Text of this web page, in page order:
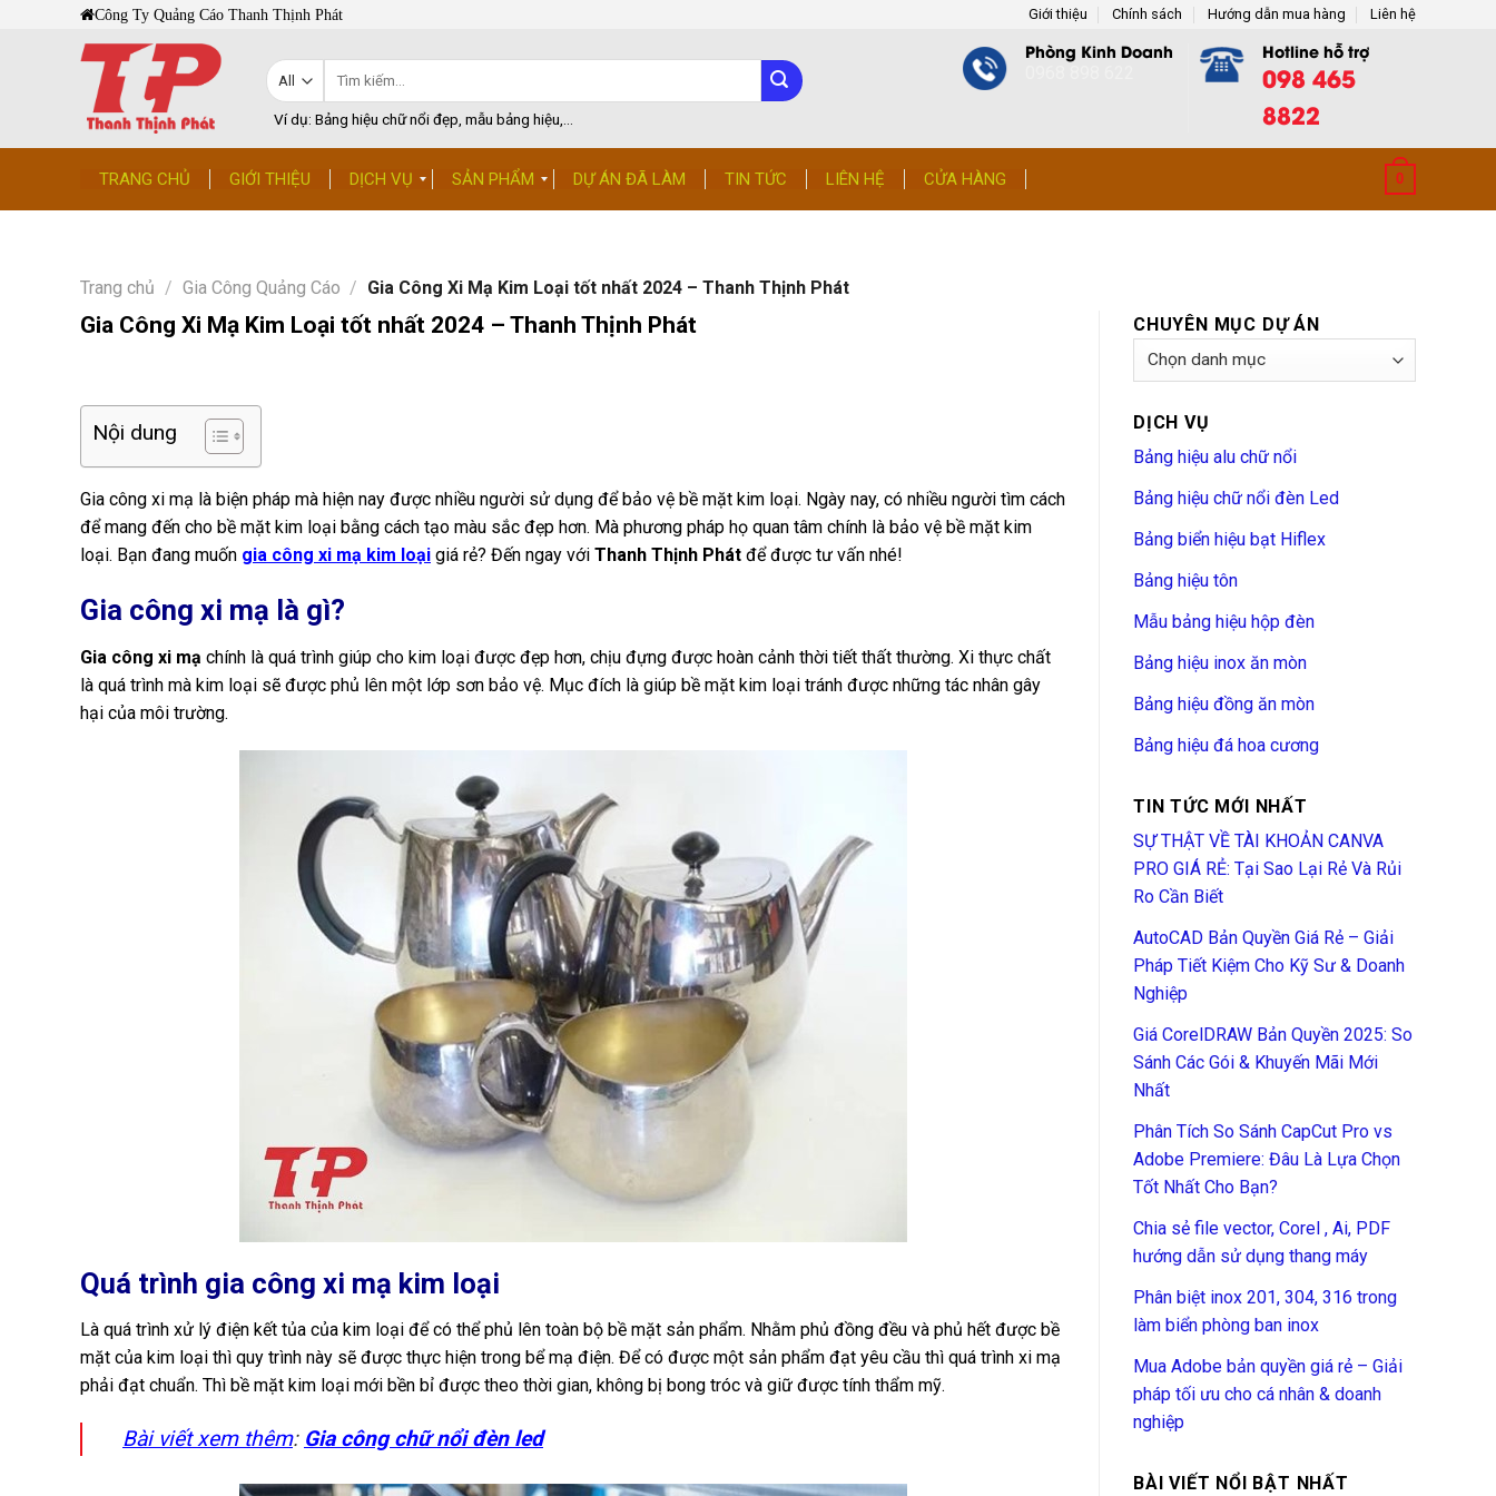
Công Ty Quảng Cáo Thanh Thịnh Phát Giới thiệu Chính sách Hướng dẫn mua hàng Liên hệ
kiếm:
Ví dụ: Bảng hiệu chữ nổi đẹp, mẫu bảng hiệu,...
Phòng Kinh Doanh Hotline hỗ trợ
098 465
8822
TRANG CHỦ GIỚI THIỆU DỊCH VỤ SẢN PHẨM DỰ ÁN ĐÃ LÀM TIN TỨC LIÊN HỆ CỬA HÀNG 0
Trang chủ / Gia Công Quảng Cáo / Gia Công Xi Mạ Kim Loại tốt nhất 2024 – Thanh Thịnh Phát
Gia Công Xi Mạ Kim Loại tốt nhất 2024 – Thanh Thịnh Phát
Nội dung
Gia công xi mạ là biện pháp mà hiện nay được nhiều người sử dụng để bảo vệ bề mặt kim loại. Ngày nay, có nhiều người tìm cách
để mang đến cho bề mặt kim loại bằng cách tạo màu sắc đẹp hơn. Mà phương pháp họ quan tâm chính là bảo vệ bề mặt kim
loại. Bạn đang muốn gia công xi mạ kim loại giá rẻ? Đến ngay với Thanh Thịnh Phát để được tư vấn nhé!
Gia công xi mạ là gì?
Gia công xi mạ chính là quá trình giúp cho kim loại được đẹp hơn, chịu đựng được hoàn cảnh thời tiết thất thường. Xi thực chất
là quá trình mà kim loại sẽ được phủ lên một lớp sơn bảo vệ. Mục đích là giúp bề mặt kim loại tránh được những tác nhân gây
hại của môi trường.
Quá trình gia công xi mạ kim loại
Là quá trình xử lý điện kết tủa của kim loại để có thể phủ lên toàn bộ bề mặt sản phẩm. Nhằm phủ đồng đều và phủ hết được bề
mặt của kim loại thì quy trình này sẽ được thực hiện trong bể mạ điện. Để có được một sản phẩm đạt yêu cầu thì quá trình xi mạ
phải đạt chuẩn. Thì bề mặt kim loại mới bền bỉ được theo thời gian, không bị bong tróc và giữ được tính thẩm mỹ.
Bài viết xem thêm: Gia công chữ nổi đèn led
CHUYÊN MỤC DỰ ÁN
Chuyên
Án
DỊCH VỤ
Bảng hiệu alu chữ nổi
Bảng hiệu chữ nổi đèn Led
Bảng biển hiệu bạt Hiflex
Bảng hiệu tôn
Mẫu bảng hiệu hộp đèn
Bảng hiệu inox ăn mòn
Bảng hiệu đồng ăn mòn
Bảng hiệu đá hoa cương
TIN TỨC MỚI NHẤT
SỰ THẬT VỀ TÀI KHOẢN CANVA
PRO GIÁ RẺ: Tại Sao Lại Rẻ Và Rủi
Ro Cần Biết
AutoCAD Bản Quyền Giá Rẻ – Giải
Pháp Tiết Kiệm Cho Kỹ Sư & Doanh
Nghiệp
Giá CorelDRAW Bản Quyền 2025: So
Sánh Các Gói & Khuyến Mãi Mới
Nhất
Phân Tích So Sánh CapCut Pro vs
Adobe Premiere: Đâu Là Lựa Chọn
Tốt Nhất Cho Bạn?
Chia sẻ file vector, Corel , Ai, PDF
hướng dẫn sử dụng thang máy
Phân biệt inox 201, 304, 316 trong
làm biển phòng ban inox
Mua Adobe bản quyền giá rẻ – Giải
pháp tối ưu cho cá nhân & doanh
nghiệp
BÀI VIẾT NỔI BẬT NHẤT